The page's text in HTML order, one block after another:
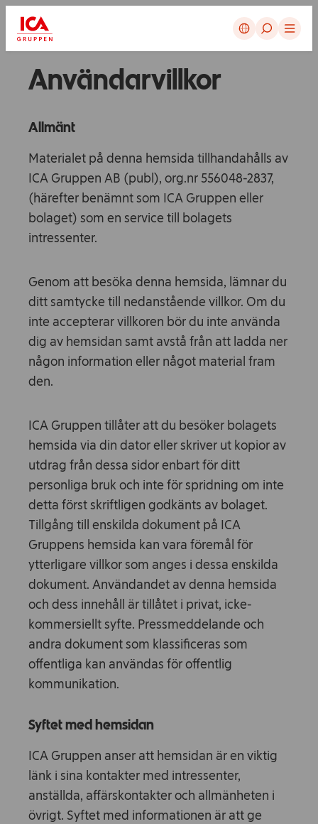
Avbryt
Användarvillkor
Allmänt
Materialet på denna hemsida tillhandahålls av
ICA Gruppen AB (publ), org.nr 556048-2837,
(härefter benämnt som ICA Gruppen eller
bolaget) som en service till bolagets
intressenter.
Genom att besöka denna hemsida, lämnar du
ditt samtycke till nedanstående villkor. Om du
inte accepterar villkoren bör du inte använda
dig av hemsidan samt avstå från att ladda ner
någon information eller något material fram
den.
ICA Gruppen tillåter att du besöker bolagets
hemsida via din dator eller skriver ut kopior av
utdrag från dessa sidor enbart för ditt
personliga bruk och inte för spridning om inte
detta först skriftligen godkänts av bolaget.
Tillgång till enskilda dokument på ICA
Gruppens hemsida kan vara föremål för
ytterligare villkor som anges i dessa enskilda
dokument. Användandet av denna hemsida
och dess innehåll är tillåtet i privat, icke-
kommersiellt syfte. Pressmeddelande och
andra dokument som klassificeras som
offentliga kan användas för offentlig
kommunikation.
Syftet med hemsidan
ICA Gruppen anser att hemsidan är en viktig
länk i sina kontakter med intressenter,
anställda, affärskontakter och allmänheten i
övrigt. Syftet med informationen är att ge